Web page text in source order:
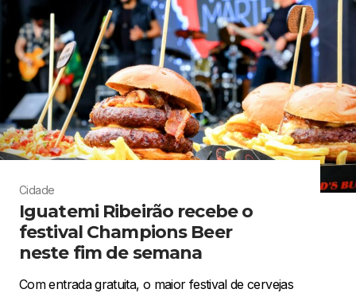
Cidade
Iguatemi Ribeirão recebe o
festival Champions Beer
neste fim de semana
Com entrada gratuita, o maior festival de cervejas